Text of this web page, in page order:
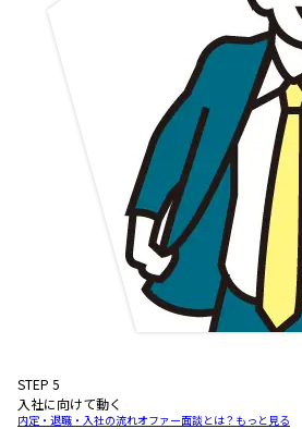
STEP 5
入社に向けて動く
内定・退職・入社の流れオファー面談とは？ もっと見る